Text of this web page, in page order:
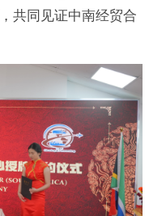
共同见证中南经贸合